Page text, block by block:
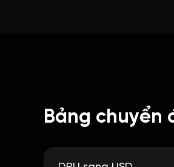
Bảng chuyển